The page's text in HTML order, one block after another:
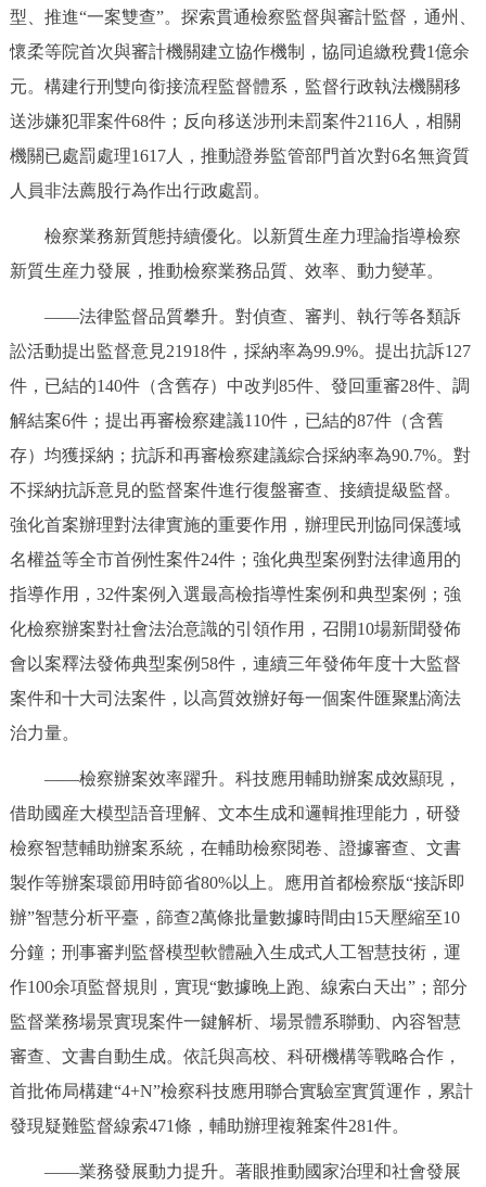
型、推進“一案雙查”。探索貫通檢察監督與審計監督，通州、
懷柔等院首次與審計機關建立協作機制，協同追繳稅費1億余
元。構建行刑雙向銜接流程監督體系，監督行政執法機關移
送涉嫌犯罪案件68件；反向移送涉刑未罰案件2116人，相關
機關已處罰處理1617人，推動證券監管部門首次對6名無資質
人員非法薦股行為作出行政處罰。
檢察業務新質態持續優化。以新質生産力理論指導檢察
新質生産力發展，推動檢察業務品質、效率、動力變革。
——法律監督品質攀升。對偵查、審判、執行等各類訴
訟活動提出監督意見21918件，採納率為99.9%。提出抗訴127
件，已結的140件（含舊存）中改判85件、發回重審28件、調
解結案6件；提出再審檢察建議110件，已結的87件（含舊
存）均獲採納；抗訴和再審檢察建議綜合採納率為90.7%。對
不採納抗訴意見的監督案件進行復盤審查、接續提級監督。
強化首案辦理對法律實施的重要作用，辦理民刑協同保護域
名權益等全市首例性案件24件；強化典型案例對法律適用的
指導作用，32件案例入選最高檢指導性案例和典型案例；強
化檢察辦案對社會法治意識的引領作用，召開10場新聞發佈
會以案釋法發佈典型案例58件，連續三年發佈年度十大監督
案件和十大司法案件，以高質效辦好每一個案件匯聚點滴法
治力量。
——檢察辦案效率躍升。科技應用輔助辦案成效顯現，
借助國産大模型語音理解、文本生成和邏輯推理能力，研發
檢察智慧輔助辦案系統，在輔助檢察閱卷、證據審查、文書
製作等辦案環節用時節省80%以上。應用首都檢察版“接訴即
辦”智慧分析平臺，篩查2萬條批量數據時間由15天壓縮至10
分鐘；刑事審判監督模型軟體融入生成式人工智慧技術，運
作100余項監督規則，實現“數據晚上跑、線索白天出”；部分
監督業務場景實現案件一鍵解析、場景體系聯動、內容智慧
審查、文書自動生成。依託與高校、科研機構等戰略合作，
首批佈局構建“4+N”檢察科技應用聯合實驗室實質運作，累計
發現疑難監督線索471條，輔助辦理複雜案件281件。
——業務發展動力提升。著眼推動國家治理和社會發展